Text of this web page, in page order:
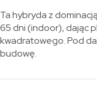
Ta hybryda z
65 dni (indoor), dając
kwadratowego. Pod
budowę.